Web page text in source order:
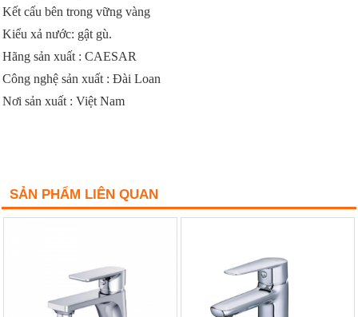
Kết cấu bên trong vững vàng
Kiểu xả nước: gật gù.
Hãng sản xuất : CAESAR
Công nghệ sản xuất : Đài Loan
Nơi sản xuất : Việt Nam
SẢN PHẨM LIÊN QUAN